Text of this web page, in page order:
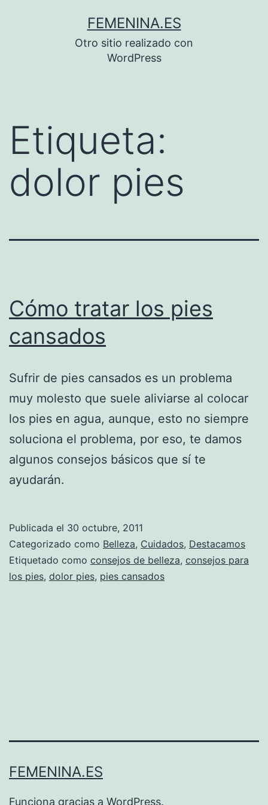
FEMENINA.ES
Otro sitio realizado con
WordPress
Etiqueta:
dolor pies
Cómo tratar los pies
cansados
Sufrir de pies cansados es un problema
muy molesto que suele aliviarse al colocar
los pies en agua, aunque, esto no siempre
soluciona el problema, por eso, te damos
algunos consejos básicos que sí te
ayudarán.
Publicada el 30 octubre, 2011
Categorizado como Belleza, Cuidados, Destacamos
Etiquetado como consejos de belleza, consejos para
los pies, dolor pies, pies cansados
FEMENINA.ES
Funciona gracias a WordPress.